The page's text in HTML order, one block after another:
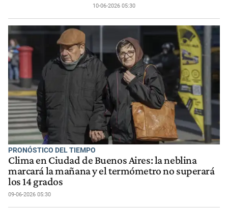
10-06-2026 05:30
PRONÓSTICO DEL TIEMPO
Clima en Ciudad de Buenos Aires: la neblina
marcará la mañana y el termómetro no superará
los 14 grados
09-06-2026 05:30